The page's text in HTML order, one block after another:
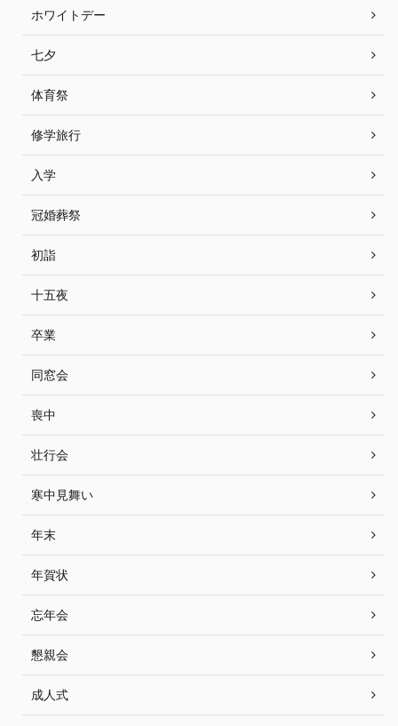
ホワイトデー
七夕
体育祭
修学旅行
入学
冠婚葬祭
初詣
十五夜
卒業
同窓会
喪中
壮行会
寒中見舞い
年末
年賀状
忘年会
懇親会
成人式